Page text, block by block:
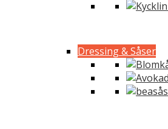
Dressing & Såser